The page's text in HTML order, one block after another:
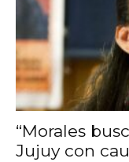
“Morales
Jujuy con